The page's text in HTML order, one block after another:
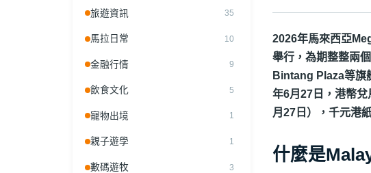
Tourism Malaysia HK
旅遊資訊 35
馬拉日常 10
金融行情 9
飲食文化 5
寵物出境 1
親子遊學 1
數碼遊牧 3
2026年馬來西亞
舉行，為期整整兩
Bintang Plaza等旗
年6月27日，港幣
月27日），千元港
什麼是